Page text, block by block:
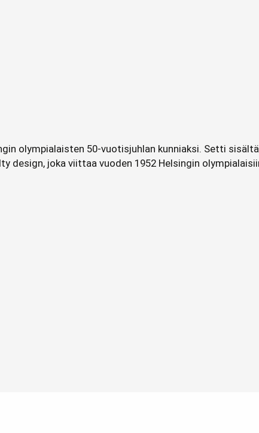
olympialaisten 50-vuotisjuhlan kunniaksi. Setti
joka viittaa vuoden 1952 Helsingin